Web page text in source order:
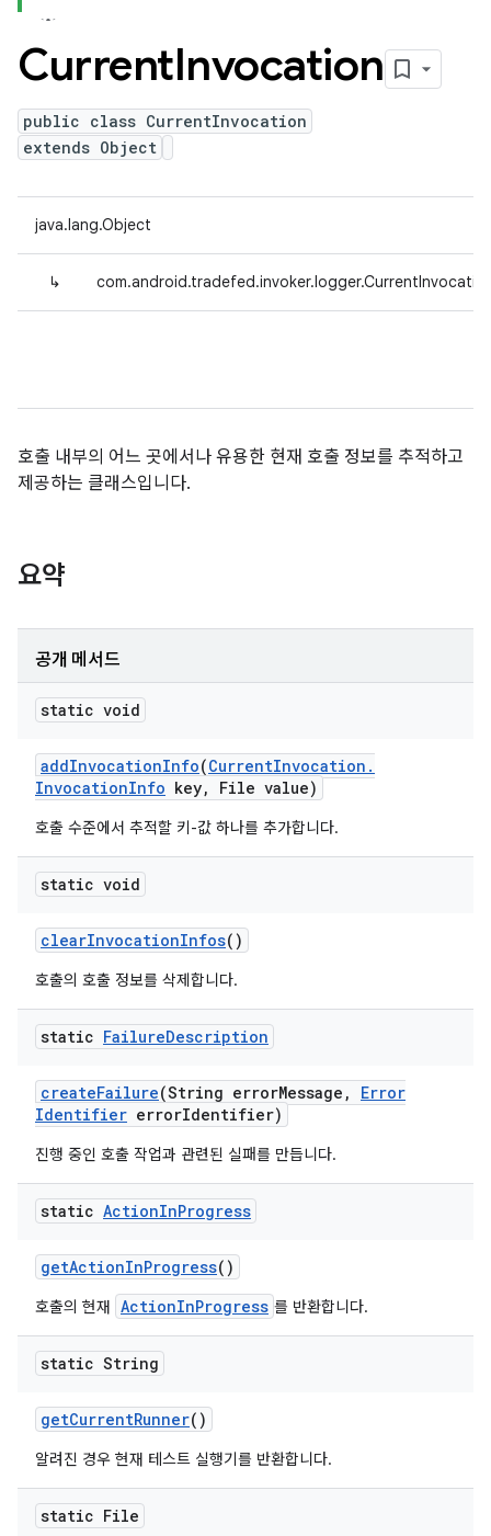
CurrentInvocation
public class CurrentInvocation
extends Object
java.lang.Object
↳
호출 내부의 어느 곳에서나 유용한 현재 호출 정보를 추적하고
제공하는 클래스입니다.
요약
공개 메서드
static void
addInvocationInfo(CurrentInvocation .
InvocationInfo key, File value)
호출 수준에서 추적할 키-값 하나를 추가합니다.
static void
clearInvocationInfos()
호출의 호출 정보를 삭제합니다.
static FailureDescription
createFailure(String errorMessage ,
Error
Identifier errorIdentifier)
진행 중인 호출 작업과 관련된 실패를 만듭니다.
static ActionInProgress
getActionInProgress()
호출의 현재 ActionInProgress 를 반환합니다.
static String
getCurrentRunner()
알려진 경우 현재 테스트 실행기를 반환합니다.
static File